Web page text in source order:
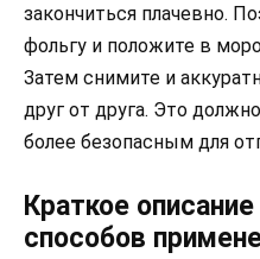
закончиться плачевно.
фольгу и положите в
Затем снимите и
друг от друга. Это
более безопасным для
Краткое
способов